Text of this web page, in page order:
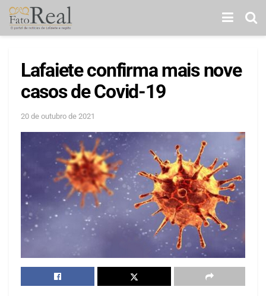
Lafaiete confirma mais nove
casos de Covid-19
20 de outubro de 2021